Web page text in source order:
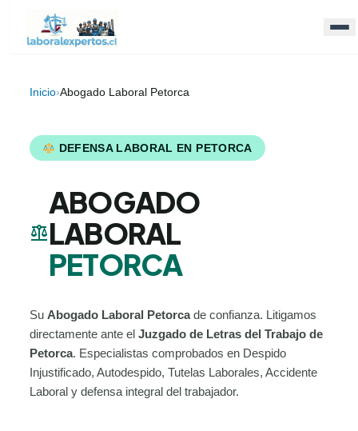
Inicio›Abogado Laboral Petorca
DEFENSA LABORAL EN PETORCA
balance
ABOGADO
LABORAL
PETORCA
Su Abogado Laboral Petorcade confianza. Litigamos
directamente ante elJuzgado de Letras del Trabajo de
Petorca. Especialistas comprobados en Despido
Injustificado, Autodespido, Tutelas Laborales, Accidente
Laboral y defensa integral del trabajador.